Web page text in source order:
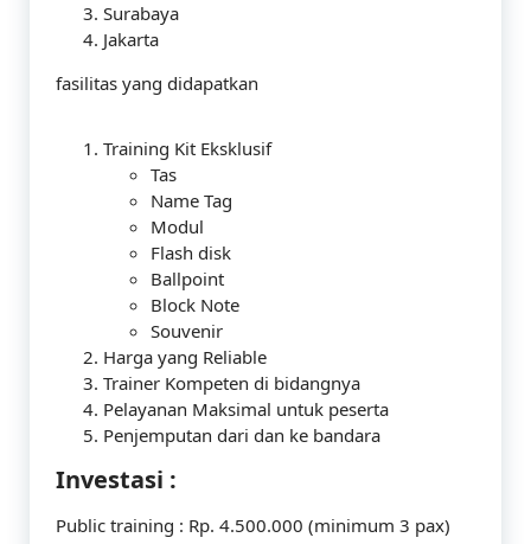
Surabaya
Jakarta
fasilitas yang didapatkan
Training Kit Eksklusif
Tas
Name Tag
Modul
Flash disk
Ballpoint
Block Note
Souvenir
Harga yang Reliable
Trainer Kompeten di bidangnya
Pelayanan Maksimal untuk peserta
Penjemputan dari dan ke bandara
Investasi :
Public training : Rp. 4.500.000 (minimum 3 pax)